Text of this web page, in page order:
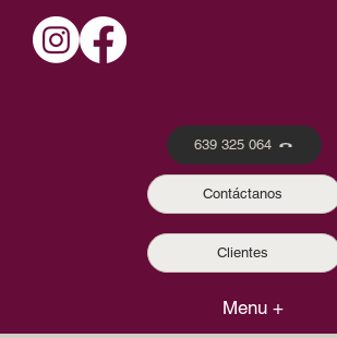
639 325 064
Contáctanos
Clientes
Menu +
Política de privacidad